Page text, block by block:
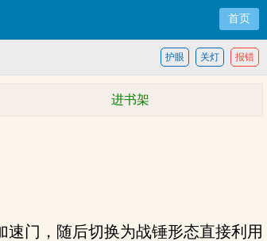
首页
报错
关灯
护眼
进书架
门，随后切换为战锤形态直接利用